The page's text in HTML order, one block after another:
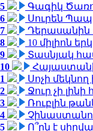
5
Գագիկ
6
Սուրեն
7
Դերասանին
8
10 միլիոն
9
Տասնյակ
10
1
Սոչի
2
Ջուր չի լինի
3
Ռուբլին
4
5
Ո՞րն է